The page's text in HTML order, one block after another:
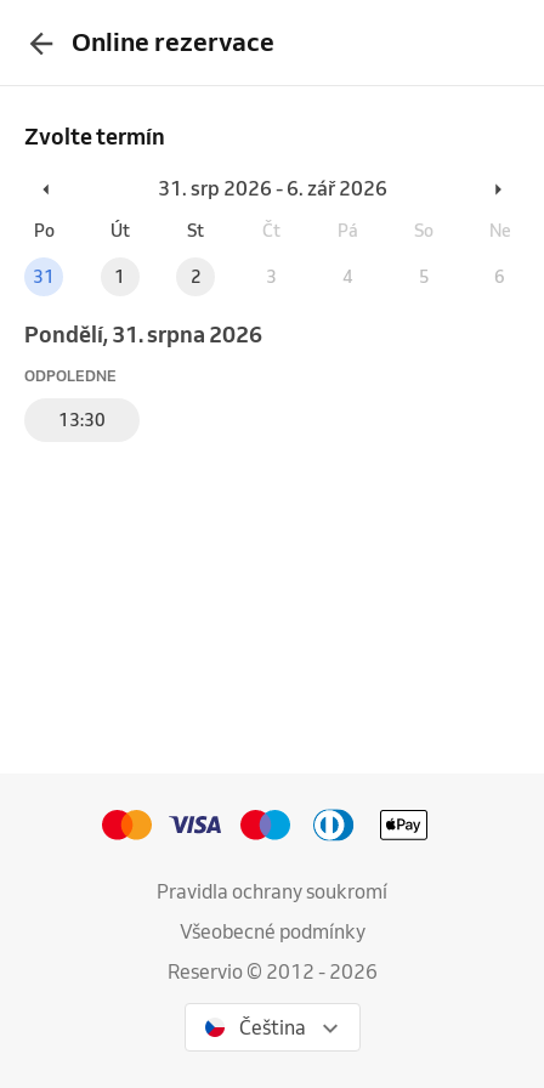
Online rezervace
Zvolte termín
31. srp 2026 - 6. zář 2026
Po Út St Čt Pá So Ne
31 1 2 3 4 5 6
pondělí, 31. srpna 2026
ODPOLEDNE
13:30
Pravidla ochrany soukromí
Všeobecné podmínky
Reservio © 2012 - 2026
Čeština